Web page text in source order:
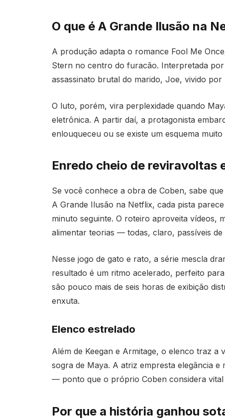
O que é A Grande Ilusão na
A produção adapta o romance Fool Me
Stern no centro do furacão. Interpretada
assassinato brutal do marido, Joe, vivido por
O luto, porém, vira perplexidade quando
eletrônica. A partir daí, a protagonista
enlouqueceu ou se existe um esquema
Enredo cheio de reviravoltas
Se você conhece a obra de Coben, sabe
A Grande Ilusão na Netflix, cada pista
minuto seguinte. O roteiro aproveita vídeos,
alimentar teorias — todas, claro, passíveis
Nesse jogo de gato e rato, a série mescla
resultado é um ritmo acelerado, perfeito
são pouco mais de seis horas de exibição
enxuta.
Elenco estrelado
Além de Keegan e Armitage, o elenco traz
sogra de Maya. A atriz empresta elegância
— ponto que o próprio Coben considera
Por que a história ganhou